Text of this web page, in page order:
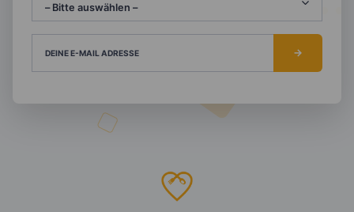
DEINE E-MAIL ADRESSE